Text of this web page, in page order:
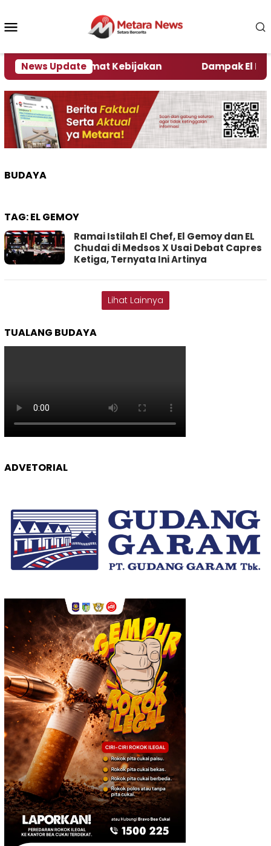
konten
News Update
Kata Pengamat Kebijakan Dampak El Nino,
BUDAYA
TAG:EL GEMOY
Ramai Istilah El Chef, El Gemoy dan EL
Chudai di Medsos X Usai Debat Capres
Ketiga, Ternyata Ini Artinya
Lihat Lainnya
TUALANG BUDAYA
ADVETORIAL